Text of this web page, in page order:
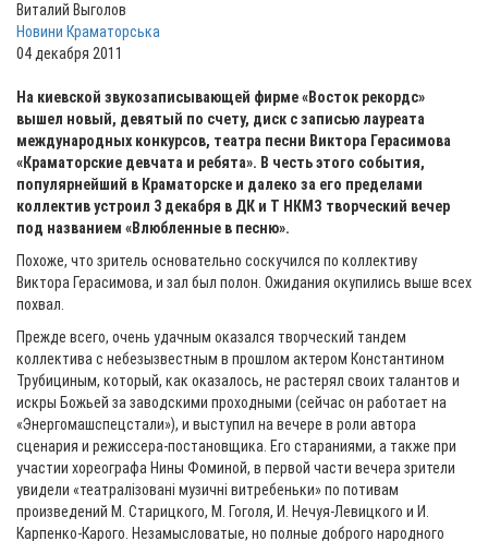
Виталий Выголов
Новини Краматорська
04 декабря 2011
На киевской звукозаписывающей фирме «Восток рекордс»
вышел новый, девятый по счету, диск с записью лауреата
международных конкурсов, театра песни Виктора Герасимова
«Краматорские девчата и ребята». В честь этого события,
популярнейший в Краматорске и далеко за его пределами
коллектив устроил 3 декабря в ДК и Т НКМЗ творческий вечер
под названием «Влюбленные в песню».
Похоже, что зритель основательно соскучился по коллективу
Виктора Герасимова, и зал был полон. Ожидания окупились выше всех
похвал.
Прежде всего, очень удачным оказался творческий тандем
коллектива с небезызвестным в прошлом актером Константином
Трубициным, который, как оказалось, не растерял своих талантов и
искры Божьей за заводскими проходными (сейчас он работает на
«Энергомашспецстали»), и выступил на вечере в роли автора
сценария и режиссера-постановщика. Его стараниями, а также при
участии хореографа Нины Фоминой, в первой части вечера зрители
увидели «театралiзованi музичнi витребеньки» по потивам
произведений М. Старицкого, М. Гоголя, И. Нечуя-Левицкого и И.
Карпенко-Карого. Незамысловатые, но полные доброго народного